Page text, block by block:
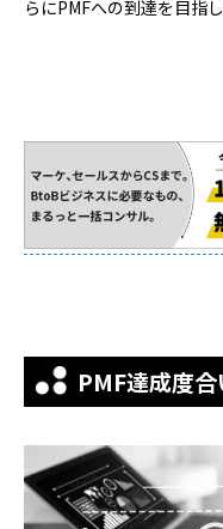
らにPMFへの到達を目指し
PMF達成度